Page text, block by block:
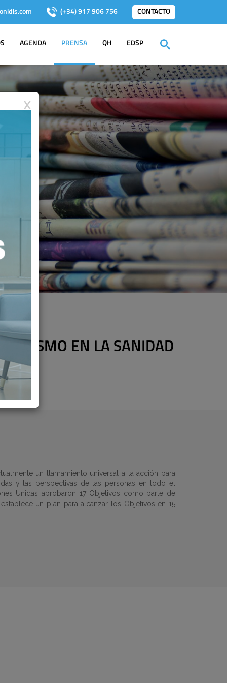
(+34) 917 906 756 CONTACTO
AGENDA PRENSA QH EDSP
EN LA SANIDAD
un llamamiento universal a la acción para
y las perspectivas de las personas en todo el
Unidas aprobaron 17 Objetivos como parte de
un plan para alcanzar los Objetivos en 15
X